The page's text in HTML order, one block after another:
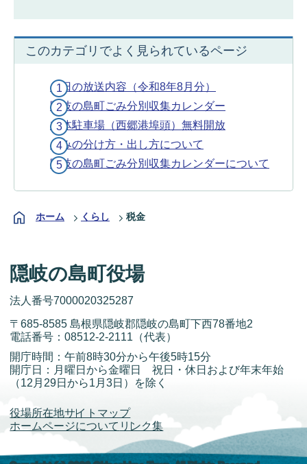
このカテゴリでよく見られているページ
今日の放送内容（令和8年8月分）
隠岐の島町ごみ分別収集カレンダー
立体駐車場（西郷港埠頭）無料開放
ごみの分け方・出し方について
隠岐の島町ごみ分別収集カレンダーについて
ホーム くらし 税金
隠岐の島町役場
法人番号7000020325287
〒685-8585 島根県隠岐郡隠岐の島町下西78番地2
電話番号：08512-2-2111 （代表）
開庁時間：午前8時30分から午後5時15分
開庁日：月曜日から金曜日 祝日・休日および年末年始
（12月29日から1月3日）を除く
役場所在地サイトマップ
ホームページについて リンク集